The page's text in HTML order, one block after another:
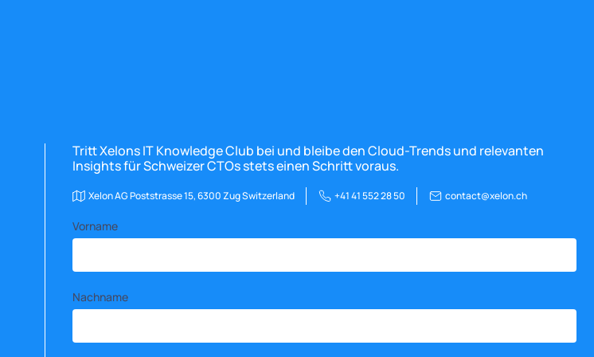
Tritt Xelons IT Knowledge Club bei und bleibe den Cloud-Trends und relevanten
Insights für Schweizer CTOs stets einen Schritt voraus.
Xelon AG Poststrasse 15, 6300 Zug Switzerland +41 41 552 28 50 contact@xelon.ch
Vorname
Nachname